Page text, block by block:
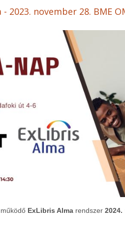
2023. november 28. BME
ExLibris Alma rendszer 2024.